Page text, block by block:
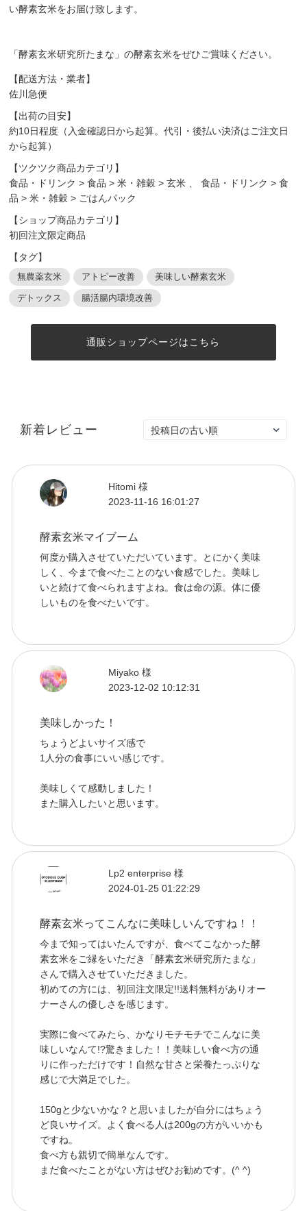
い酵素玄米をお届け致します。
「酵素玄米研究所たまな」の酵素玄米をぜひご賞味ください。
【配送方法・業者】
佐川急便
【出荷の目安】
約10日程度（入金確認日から起算。代引・後払い決済はご注文日
から起算）
【ツクツク商品カテゴリ】
食品・ドリンク >食品 >米・雑穀 >玄米 、食品・ドリンク >食
品 >米・雑穀 > ごはんパック
【ショップ商品カテゴリ】
初回注文限定商品
【タグ】
無農薬玄米 アトピー改善 美味しい酵素玄米
デトックス 腸活腸内環境改善
通販ショップページはこちら
新着レビュー
Hitomi 様
2023-11-16 16:01:27
酵素玄米マイブーム
何度か購入させていただいています。とにかく美味
しく、今まで食べたことのない食感でした。美味し
いと続けて食べられますよね。食は命の源。体に優
しいものを食べたいです。
Miyako 様
2023-12-02 10:12:31
美味しかった！
ちょうどよいサイズ感で
1人分の食事にいい感じです。
美味しくて感動しました！
また購入したいと思います。
Lp2 enterprise 様
2024-01-25 01:22:29
酵素玄米ってこんなに美味しいんですね！！
今まで知ってはいたんですが、食べてこなかった酵
素玄米をご縁をいただき「酵素玄米研究所たまな」
さんで購入させていただきました。
初めての方には、初回注文限定!!送料無料がありオー
ナーさんの優しさを感じます。
実際に食べてみたら、かなりモチモチでこんなに美
味しいなんて!?驚きました！！美味しい食べ方の通
りに作っただけです！自然な甘さと栄養たっぷりな
感じで大満足でした。
150gと少ないかな？と思いましたが自分にはちょう
ど良いサイズ。よく食べる人は200gの方がいいかも
ですね。
食べ方も親切で簡単なんです。
まだ食べたことがない方はぜひお勧めです。(^ ^)